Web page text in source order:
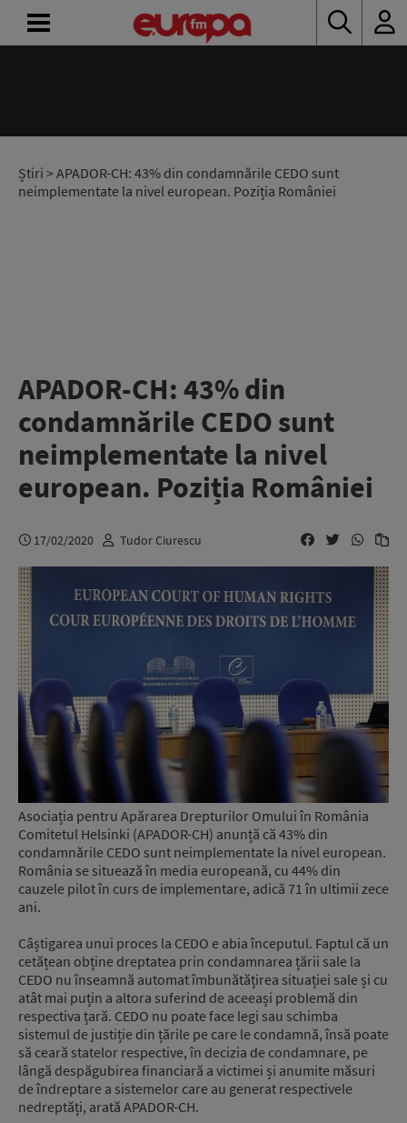
Știri > APADOR-CH: 43% din condamnările CEDO sunt
neimplementate la nivel european. Poziția României
APADOR-CH: 43% din
condamnările CEDO sunt
neimplementate la nivel
european. Poziția României
17/02/2020 Tudor Ciurescu
Asociația pentru Apărarea Drepturilor Omului în România
Comitetul Helsinki (APADOR-CH) anunță că 43% din
condamnările CEDO sunt neimplementate la nivel european.
România se situează în media europeană, cu 44% din
cauzele pilot în curs de implementare, adică 71 în ultimii zece
ani.
Câștigarea unui proces la CEDO e abia începutul. Faptul că un
cetățean obține dreptatea prin condamnarea țării sale la
CEDO nu înseamnă automat îmbunătățirea situației sale și cu
atât mai puțin a altora suferind de aceeași problemă din
respectiva țară. CEDO nu poate face legi sau schimba
sistemul de justiție din țările pe care le condamnă, însă poate
să ceară statelor respective, în decizia de condamnare, pe
lângă despăgubirea financiară a victimei și anumite măsuri
de îndreptare a sistemelor care au generat respectivele
nedreptăți, arată APADOR-CH.
RADIO